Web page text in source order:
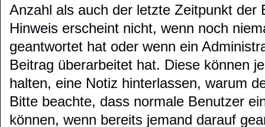
Anzahl als auch der letzte Zeitpunkt der
Hinweis erscheint nicht, wenn noch
geantwortet hat oder wenn ein
Beitrag überarbeitet hat. Diese können
halten, eine Notiz hinterlassen, warum
Bitte beachte, dass normale Benutzer
können, wenn bereits jemand darauf